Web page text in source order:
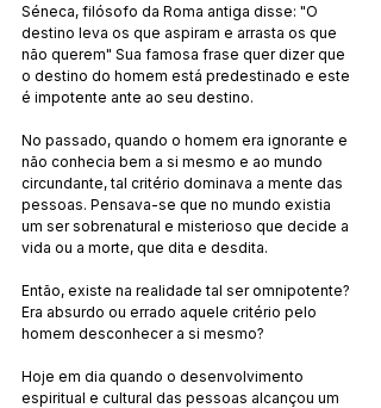
Séneca, filósofo da Roma antiga disse: "O
destino leva os que aspiram e arrasta os que
não querem" Sua famosa frase quer dizer que
o destino do homem está predestinado e este
é impotente ante ao seu destino.
No passado, quando o homem era ignorante e
não conhecia bem a si mesmo e ao mundo
circundante, tal critério dominava a mente das
pessoas. Pensava-se que no mundo existia
um ser sobrenatural e misterioso que decide a
vida ou a morte, que dita e desdita.
Então, existe na realidade tal ser omnipotente?
Era absurdo ou errado aquele critério pelo
homem desconhecer a si mesmo?
Hoje em dia quando o desenvolvimento
espiritual e cultural das pessoas alcançou um